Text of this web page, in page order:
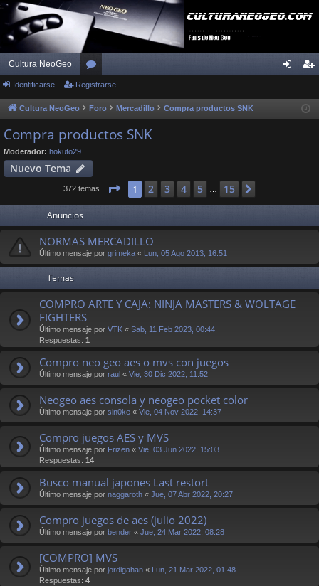
Cultura NeoGeo
or
os ist
Identificarse Registrarse
Cultura NeoGeo Foro Mercadillo Compra productos SNK
Compra productos SNK
Moderador: hokuto29
Nuevo Tema
372 temas Página de 15
1 2 3 4 5 … 15
Anuncios
NORMAS MERCADILLO
Último mensaje por grimeka « Lun, 05 Ago 2013, 16:51
Temas
COMPRO ARTE Y CAJA: NINJA MASTERS & WOLTAGE
FIGHTERS
Último mensaje por VTK « Sab, 11 Feb 2023, 00:44
Respuestas: 1
Compro neo geo aes o mvs con juegos
Último mensaje por raul « Vie, 30 Dic 2022, 11:52
Neogeo aes consola y neogeo pocket color
Último mensaje por sin0ke « Vie, 04 Nov 2022, 14:37
Compro juegos AES y MVS
Último mensaje por Frizen « Vie, 03 Jun 2022, 15:03
Respuestas: 14
Busco manual japones Last restort
Último mensaje por naggaroth « Jue, 07 Abr 2022, 20:27
Compro juegos de aes (julio 2022)
Último mensaje por bender « Jue, 24 Mar 2022, 08:28
[COMPRO] MVS
Último mensaje por jordigahan « Lun, 21 Mar 2022, 01:48
Respuestas: 4